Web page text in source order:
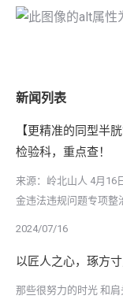
新闻列表
【更精准的同型半
检验科，重点查！
来源：岭北山人 4月16
金违法违规问题专项整
2024/07/16
以匠人之心，琢方
那些很努力的时光 和